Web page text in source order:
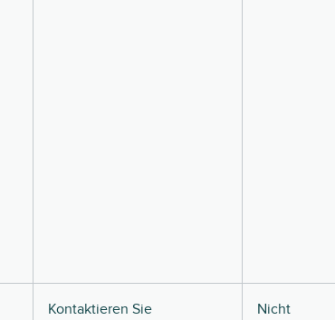
Kontaktieren Sie
Nicht